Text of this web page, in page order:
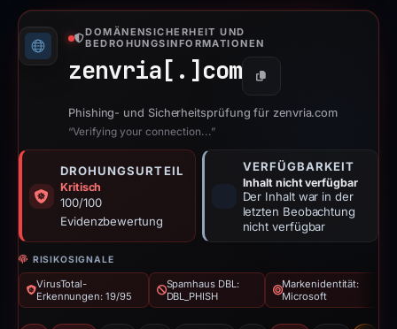
DOMÄNENSICHERHEIT UND
BEDROHUNGSINFORMATIONEN
zenvria[.] com Kopieren
Phishing- und Sicherheitsprüfung für zenvria.com
“Verifying your connection...”
DROHUNGSURTEIL
Kritisch
100/100
Evidenzbewertung
VERFÜGBARKEIT
Inhalt nicht verfügbar
Der Inhalt war in der
letzten Beobachtung
nicht verfügbar
RISIKOSIGNALE
VirusTotal-
Erkennungen: 19/95
Spamhaus DBL:
DBL_PHISH
Markenidentität:
Microsoft